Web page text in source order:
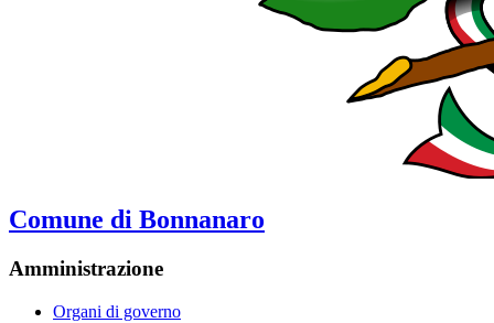
Comune di Bonnanaro
Amministrazione
Organi di governo